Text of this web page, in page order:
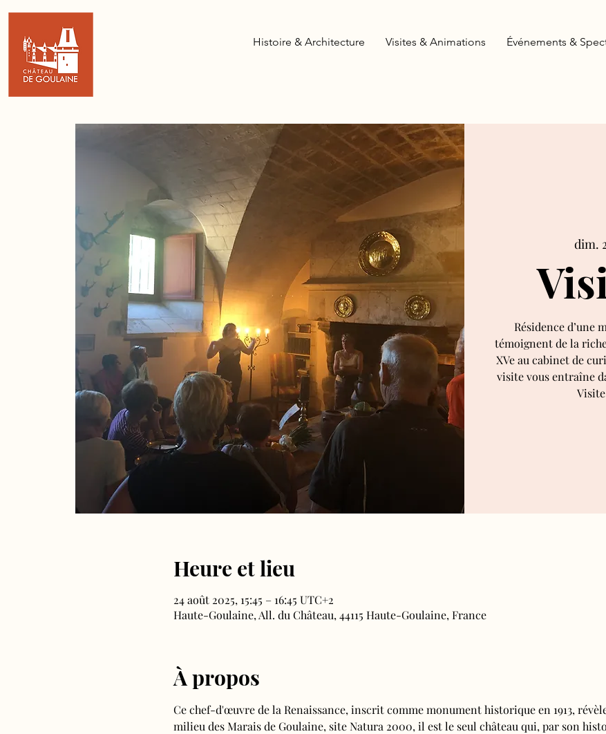
Histoire & Architecture Visites & Animations Événements &
dim.
Résidence d’une
témoignent de la
XVe au cabinet de
visite vous entraîne
Visite
Heure et lieu
24 août 2025, 15:45 – 16:45 UTC+2
Haute-Goulaine, All. du Château, 44115 Haute-Goulaine, France
À propos
Ce chef-d'œuvre de la Renaissance, inscrit comme monument historique en 1913,
milieu des Marais de Goulaine, site Natura 2000, il est le seul château qui, par son